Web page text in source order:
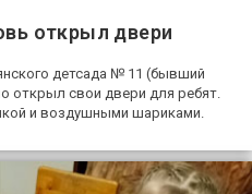
открыл двери
детсада № 11 (бывший
открыл свои двери для ребят.
и воздушными шариками.